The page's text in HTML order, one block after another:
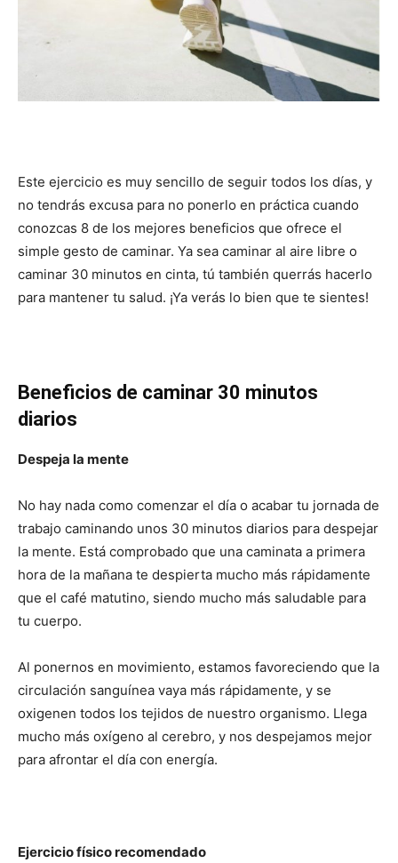
Este ejercicio es muy sencillo de seguir todos los días, y
no tendrás excusa para no ponerlo en práctica cuando
conozcas 8 de los mejores beneficios que ofrece el
simple gesto de caminar. Ya sea caminar al aire libre o
caminar 30 minutos en cinta, tú también querrás hacerlo
para mantener tu salud. ¡Ya verás lo bien que te sientes!
Beneficios de caminar 30 minutos
diarios
Despeja la mente
No hay nada como comenzar el día o acabar tu jornada de
trabajo caminando unos 30 minutos diarios para despejar
la mente. Está comprobado que una caminata a primera
hora de la mañana te despierta mucho más rápidamente
que el café matutino, siendo mucho más saludable para
tu cuerpo.
Al ponernos en movimiento, estamos favoreciendo que la
circulación sanguínea vaya más rápidamente, y se
oxigenen todos los tejidos de nuestro organismo. Llega
mucho más oxígeno al cerebro, y nos despejamos mejor
para afrontar el día con energía.
Ejercicio físico recomendado